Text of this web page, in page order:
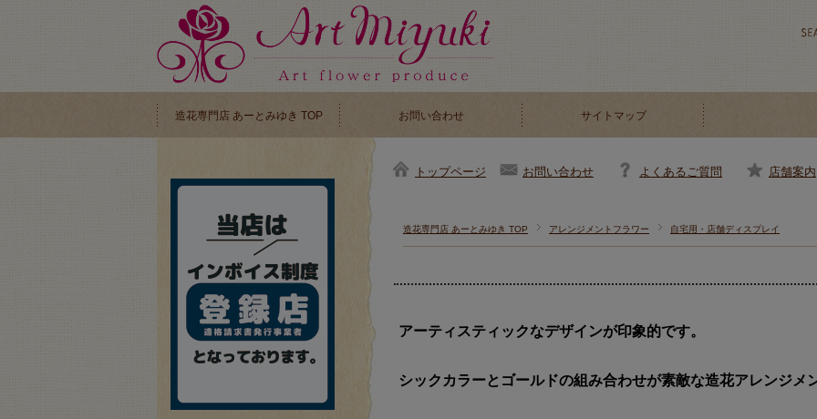
造花専門店 あーとみゆき TOP お問い合わせ サイトマップ
トップページ お問い合わせ よくあるご質問 店舗案内
造花専門店 あーとみゆき TOP アレンジメントフラワー 自宅用・店舗ディスプレイ
アーティスティックなデザインが印象的です。
シックカラーとゴールドの組み合わせが素敵な造花アレンジメ